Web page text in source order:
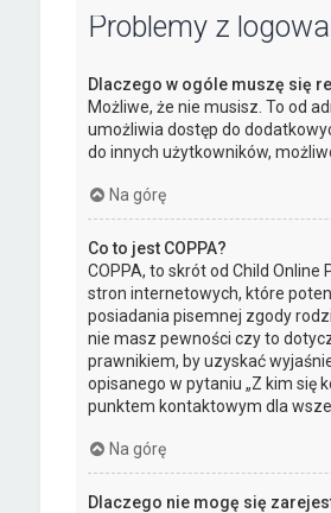
Problemy z
Dlaczego w ogóle muszę się
Możliwe, że nie musisz. To od
umożliwia dostęp do
do innych użytkowników,
Na górę
Co to jest COPPA?
COPPA, to skrót od Child
stron internetowych, które
posiadania pisemnej zgody
nie masz pewności czy to
prawnikiem, by uzyskać
opisanego w pytaniu „Z kim się
punktem kontaktowym dla
Na górę
Dlaczego nie mogę się